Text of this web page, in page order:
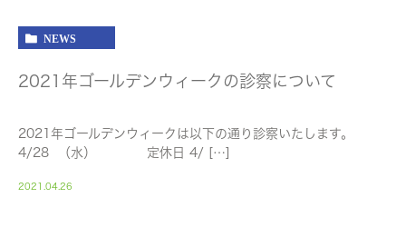
NEWS
2021年ゴールデンウィークの診察について
2021年ゴールデンウィークは以下の通り診察いたします。
4/28 （水） 定休日 4/ […]
2021.04.26